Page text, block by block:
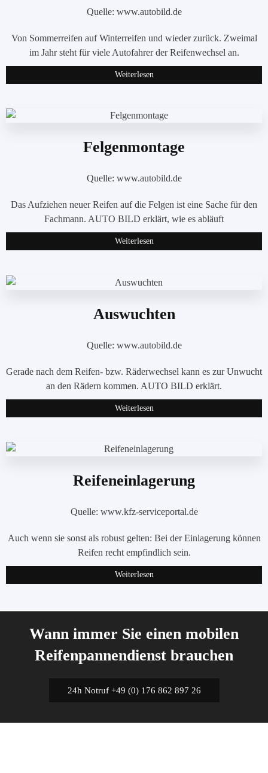
Quelle: www.autobild.de
Von Sommerreifen auf Winterreifen und wieder zurück. Zweimal
im Jahr steht für viele Autofahrer der Reifenwechsel an.
Weiterlesen
Felgenmontage
Quelle: www.autobild.de
Das Aufziehen neuer Reifen auf die Felgen ist eine Sache für den
Fachmann. AUTO BILD erklärt, wie es abläuft
Weiterlesen
Auswuchten
Quelle: www.autobild.de
Gerade nach dem Reifen- bzw. Räderwechsel kann es zur Unwucht
an den Rädern kommen. AUTO BILD erklärt.
Weiterlesen
Reifeneinlagerung
Quelle: www.kfz-serviceportal.de
Auch wenn sie sonst als robust gelten: Bei der Einlagerung können
Reifen recht empfindlich sein.
Weiterlesen
Wann immer Sie einen mobilen
Reifenpannendienst brauchen
24h Notruf +49 (0) 176 862 897 26